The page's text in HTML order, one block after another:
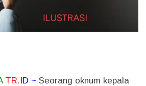
TR.ID ~ Seorang oknum kepala